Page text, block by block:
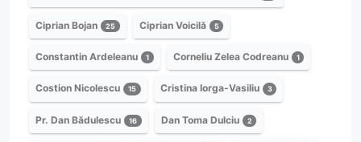
Ciprian Bojan 25 Ciprian Voicilă 5
Constantin Ardeleanu 1 Corneliu Zelea Codreanu 1
Costion Nicolescu 15 Cristina Iorga-Vasiliu 3
Pr. Dan Bădulescu 16 Dan Toma Dulciu 2